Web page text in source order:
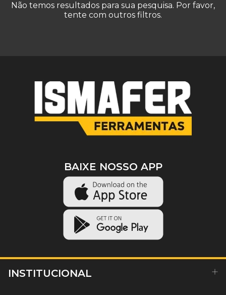
Não temos resultados para sua pesquisa. Por favor,
tente com outros filtros.
INSTITUCIONAL
BAIXE NOSSO APP